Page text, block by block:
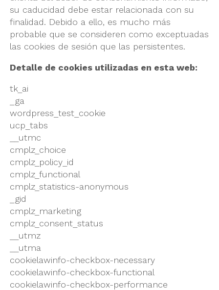
su caducidad debe estar relacionada con su
finalidad. Debido a ello, es mucho más
probable que se consideren como exceptuadas
las cookies de sesión que las persistentes.
Detalle de cookies utilizadas en esta web:
tk_ai
_ga
wordpress_test_cookie
ucp_tabs
__utmc
cmplz_choice
cmplz_policy_id
cmplz_functional
cmplz_statistics-anonymous
_gid
cmplz_marketing
cmplz_consent_status
__utmz
__utma
cookielawinfo-checkbox-necessary
cookielawinfo-checkbox-functional
cookielawinfo-checkbox-performance